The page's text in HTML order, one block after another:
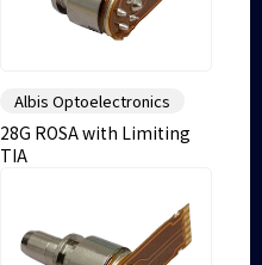
Albis Optoelectronics
28G ROSA with Limiting
TIA